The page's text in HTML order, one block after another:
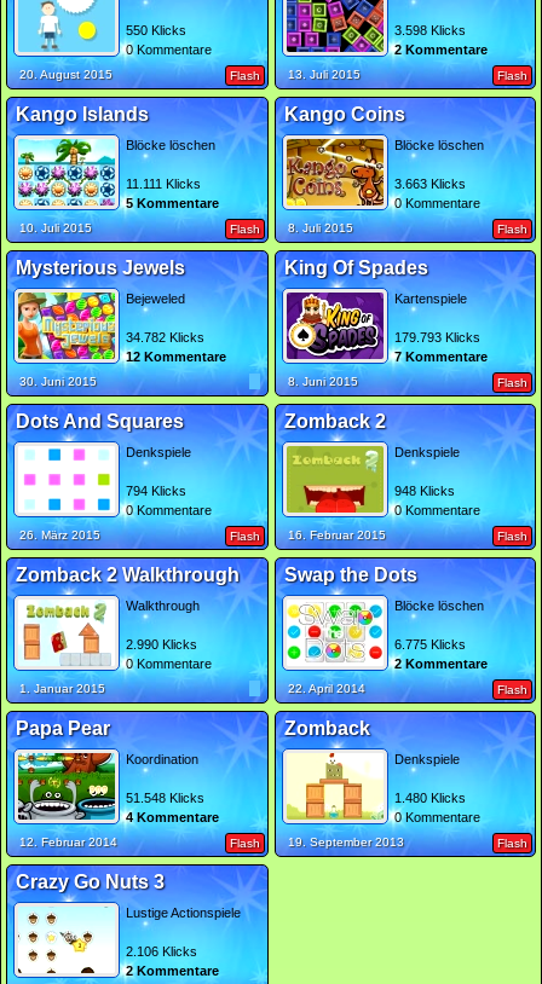
550 Klicks
0 Kommentare
20. August 2015 Flash
3.598 Klicks
2 Kommentare
13. Juli 2015 Flash
Kango Islands
Blöcke löschen
11.111 Klicks
5 Kommentare
10. Juli 2015 Flash
Kango Coins
Blöcke löschen
3.663 Klicks
0 Kommentare
8. Juli 2015 Flash
Mysterious Jewels
Bejeweled
34.782 Klicks
12 Kommentare
30. Juni 2015
King Of Spades
Kartenspiele
179.793 Klicks
7 Kommentare
8. Juni 2015 Flash
Dots And Squares
Denkspiele
794 Klicks
0 Kommentare
26. März 2015 Flash
Zomback 2
Denkspiele
948 Klicks
0 Kommentare
16. Februar 2015 Flash
Zomback 2 Walkthrough
Walkthrough
2.990 Klicks
0 Kommentare
1. Januar 2015
Swap the Dots
Blöcke löschen
6.775 Klicks
2 Kommentare
22. April 2014 Flash
Papa Pear
Koordination
51.548 Klicks
4 Kommentare
12. Februar 2014 Flash
Zomback
Denkspiele
1.480 Klicks
0 Kommentare
19. September 2013 Flash
Crazy Go Nuts 3
Lustige Actionspiele
2.106 Klicks
2 Kommentare